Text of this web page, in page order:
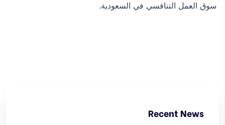
سوق العمل التنافسي في السعودية.
Recent News